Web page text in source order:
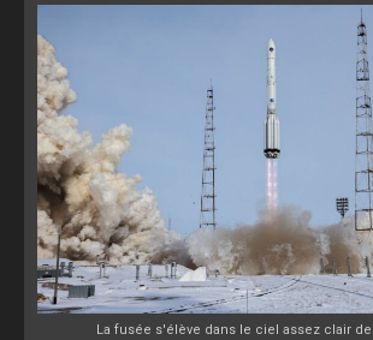
La fusée s'élève dans le ciel assez clair de